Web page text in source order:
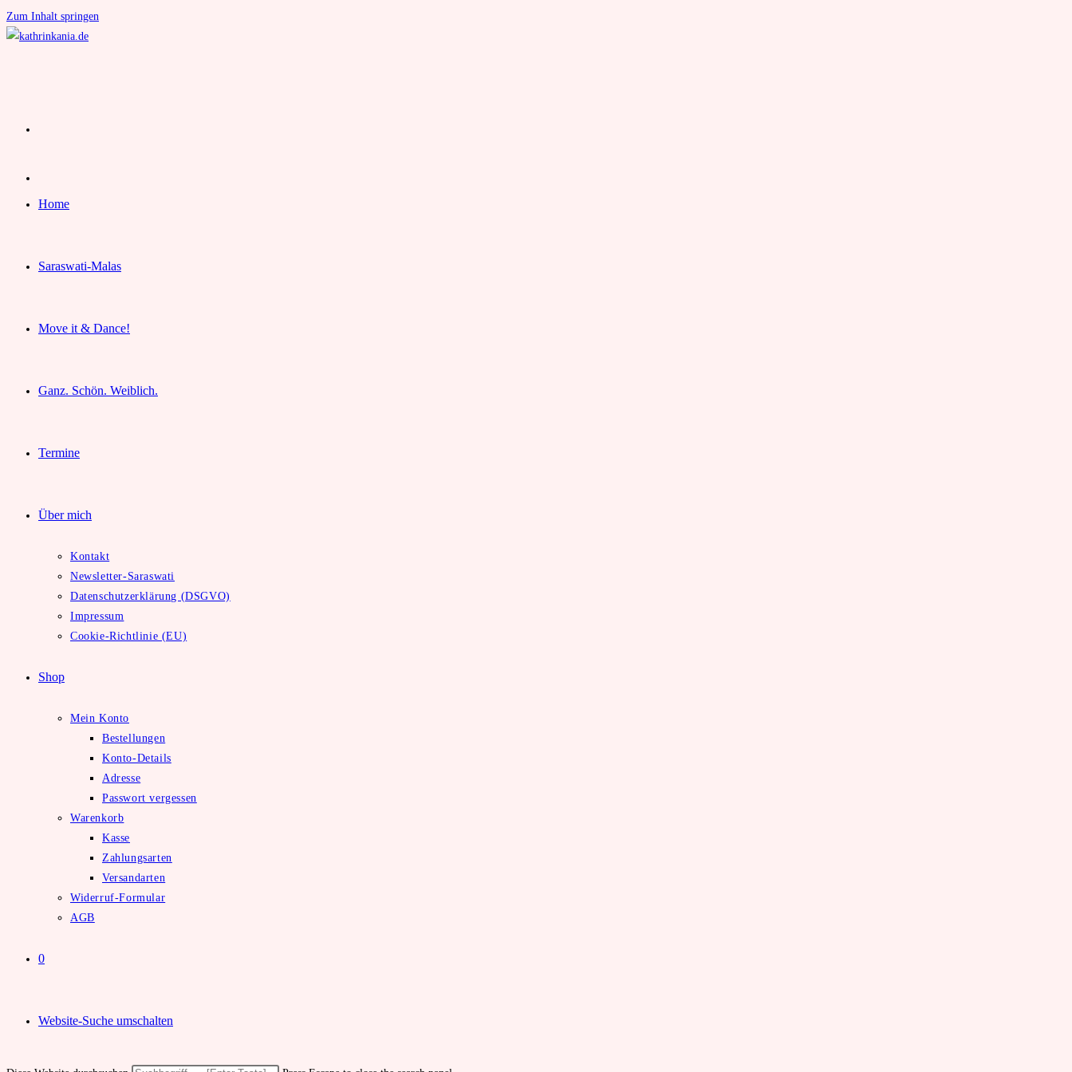
Zum Inhalt springen
Home
Saraswati-Malas
Move it & Dance!
Ganz. Schön. Weiblich.
Termine
Über mich
Kontakt
Newsletter-Saraswati
Datenschutzerklärung (DSGVO)
Impressum
Cookie-Richtlinie (EU)
Shop
Mein Konto
Bestellungen
Konto-Details
Adresse
Passwort vergessen
Warenkorb
Kasse
Zahlungsarten
Versandarten
Widerruf-Formular
AGB
0
Website-Suche umschalten